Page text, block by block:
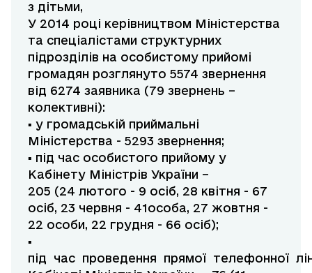
з дітьми,
У 2014 році керівництвом Міністерства
та спеціалістами структурних
підрозділів на особистому прийомі
громадян розглянуто 5574 звернення
від 6274 заявника (79 звернень –
колективні):
▪ у громадській приймальні
Міністерства - 5293 звернення;
▪ під час особистого прийому у
Кабінету Міністрів України –
205 (24 лютого - 9 осіб, 28 квітня - 67
осіб, 23 червня - 41особа, 27 жовтня -
22 особи, 22 грудня - 66 осіб);
▪
під час проведення прямої телефонної